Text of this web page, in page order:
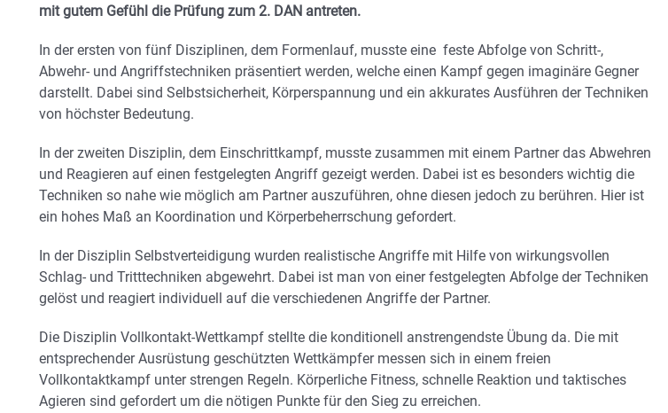
mit gutem Gefühl die Prüfung zum 2. DAN antreten.
In der ersten von fünf Disziplinen, dem Formenlauf, musste eine feste Abfolge von Schritt-,
Abwehr- und Angriffstechniken präsentiert werden, welche einen Kampf gegen imaginäre Gegner
darstellt. Dabei sind Selbstsicherheit, Körperspannung und ein akkurates Ausführen der Techniken
von höchster Bedeutung.
In der zweiten Disziplin, dem Einschrittkampf, musste zusammen mit einem Partner das Abwehren
und Reagieren auf einen festgelegten Angriff gezeigt werden. Dabei ist es besonders wichtig die
Techniken so nahe wie möglich am Partner auszuführen, ohne diesen jedoch zu berühren. Hier ist
ein hohes Maß an Koordination und Körperbeherrschung gefordert.
In der Disziplin Selbstverteidigung wurden realistische Angriffe mit Hilfe von wirkungsvollen
Schlag- und Tritttechniken abgewehrt. Dabei ist man von einer festgelegten Abfolge der Techniken
gelöst und reagiert individuell auf die verschiedenen Angriffe der Partner.
Die Disziplin Vollkontakt-Wettkampf stellte die konditionell anstrengendste Übung da. Die mit
entsprechender Ausrüstung geschützten Wettkämpfer messen sich in einem freien
Vollkontaktkampf unter strengen Regeln. Körperliche Fitness, schnelle Reaktion und taktisches
Agieren sind gefordert um die nötigen Punkte für den Sieg zu erreichen.